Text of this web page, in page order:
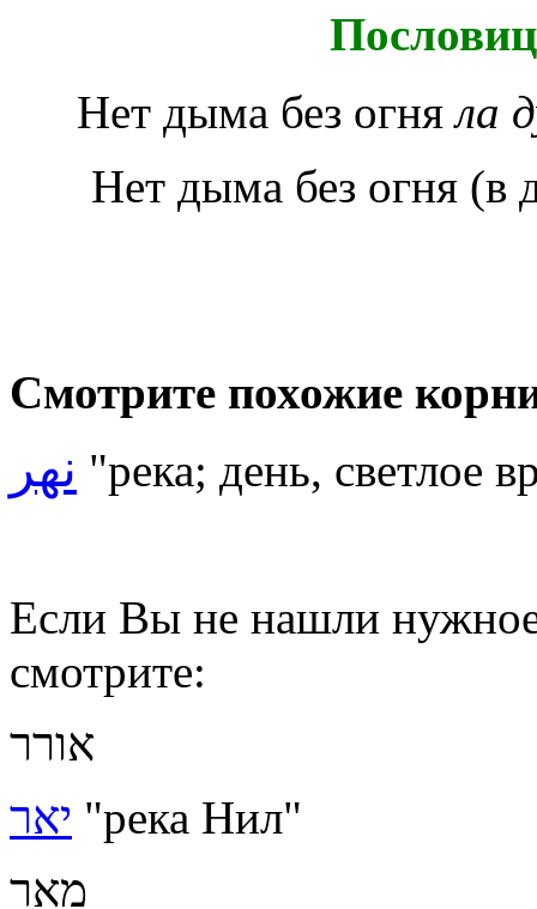
Нет дыма без огняла
Нет дыма без огня (в
Смотрите похожие
نهر "река; день, светлое
Если Вы не нашли нужное
смотрите:
אורר
יאר "река Нил"
מאר